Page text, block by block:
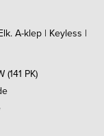
A-klep | Keyless |
(141 PK)